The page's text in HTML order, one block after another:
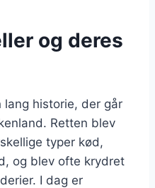
og deres
historie, der går
Retten blev
typer kød,
og blev ofte krydret
I dag er